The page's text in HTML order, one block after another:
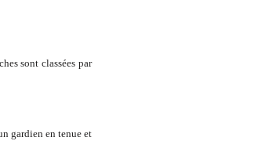
sont classées par
gardien en tenue et